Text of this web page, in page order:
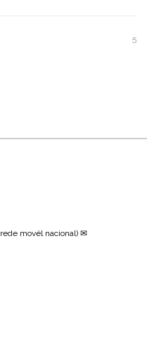
5
movél nacional) ✉